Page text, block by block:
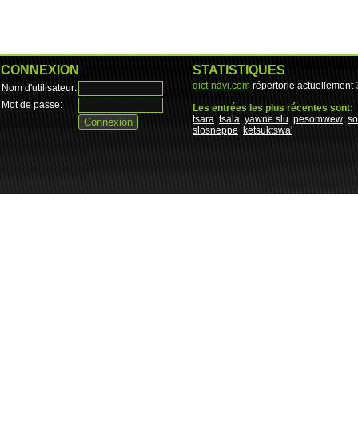
CONNEXION
Nom d'utilisateur:
Mot de passe:
STATISTIQUES
dict-navi.com répertorie actuellement
Les entrées les plus récentes sont:
tsara tsala yawne slu pesomwew
slosneppe
ketsuktswa'